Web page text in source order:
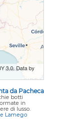
3.0. Data by
da Pacheca
botti
in
di lusso.
Lamego